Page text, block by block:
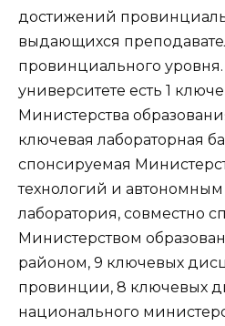
достижений
выдающихся
провинциального уровня.
университете есть 1
Министерства
ключевая лабораторная
спонсируемая
технологий и
лаборатория, совместно
Министерством
районом, 9 ключевых
провинции, 8 ключевых
национального